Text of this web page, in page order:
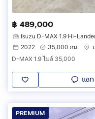
฿ 489,000
Isuzu D-MAX 1.9 Hi-Lander
2022
35,000 กม.
D-MAX 1.9 ไมล์ 35,000
แชท
PREMIUM